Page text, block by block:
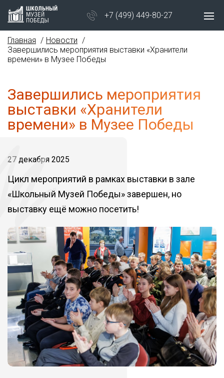
+7 (499) 449-80-27
Главная
Новости
Завершились мероприятия выставки «Хранители
времени» в Музее Победы
Завершились мероприятия
выставки «Хранители
времени» в Музее Победы
27 декабря 2025
Цикл мероприятий в рамках выставки в зале
«Школьный Музей Победы» завершен, но
выставку ещё можно посетить!